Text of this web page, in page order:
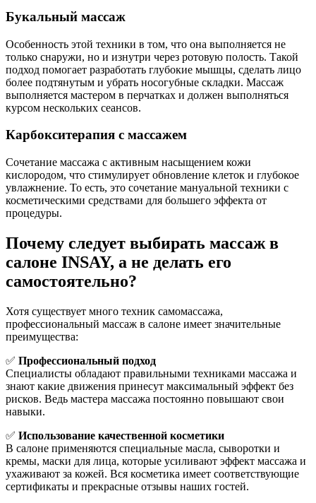
Букальный массаж
Особенность этой техники в том, что она выполняется не
только снаружи, но и изнутри через ротовую полость. Такой
подход помогает разработать глубокие мышцы, сделать лицо
более подтянутым и убрать носогубные складки. Массаж
выполняется мастером в перчатках и должен выполняться
курсом нескольких сеансов.
Карбокситерапия с массажем
Сочетание массажа с активным насыщением кожи
кислородом, что стимулирует обновление клеток и глубокое
увлажнение. То есть, это сочетание мануальной техники с
косметическими средствами для большего эффекта от
процедуры.
Почему следует выбирать массаж в
салоне INSAY, а не делать его
самостоятельно?
Хотя существует много техник самомассажа,
профессиональный массаж в салоне имеет значительные
преимущества:
✅ Профессиональный подход
Специалисты обладают правильными техниками массажа и
знают какие движения принесут максимальный эффект без
рисков. Ведь мастера массажа постоянно повышают свои
навыки.
✅ Использование качественной косметики
В салоне применяются специальные масла, сыворотки и
кремы, маски для лица, которые усиливают эффект массажа и
ухаживают за кожей. Вся косметика имеет соответствующие
сертификаты и прекрасные отзывы наших гостей.